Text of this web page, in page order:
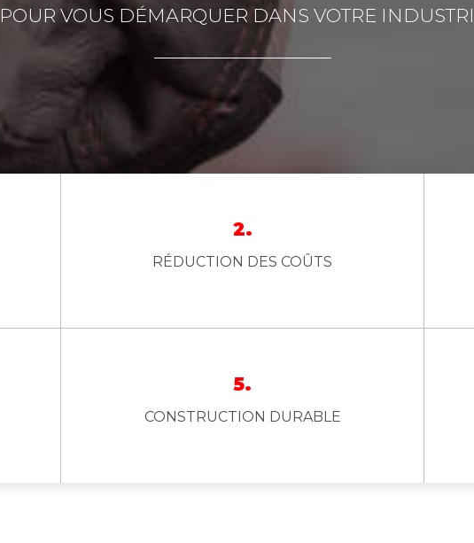
POUR VOUS DÉMARQUER DANS VOTRE
2.
RÉDUCTION DES COÛTS
5.
CONSTRUCTION DURABLE